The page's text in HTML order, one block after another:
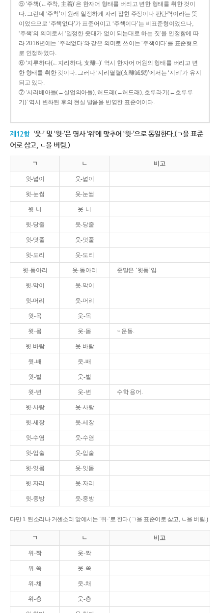
⑤ ‘주책(←주착, 主着)’은 한자어 형태를 버리고 변한 형태를 취한 것이
다. 그런데 ‘주착’이 원래 일정하게 자리 잡힌 주장이나 판단력이라는 뜻
이었으므로 ‘주책없다’가 표준어이고 ‘주책이다’는 비표준형이었으나,
‘주책’의 의미로서 ‘일정한 줏대가 없이 되는대로 하는 짓’을 인정함에 따
라 2016년에는 ‘주책없다’와 같은 의미로 쓰이는 ‘주책이다’를 표준형으
로 인정하였다.
⑥ ‘지루하다(←지리하다, 支離--)’ 역시 한자어 어원의 형태를 버리고 변
한 형태를 취한 것이다. 그러나 ‘지리멸렬(支離滅裂)’에서는 ‘지리’가 유지
되고 있다.
⑦ ‘시러베아들(←실업의아들), 허드레(←허드래), 호루라기(←호루루
기)’ 역시 변화된 후의 현실 발음을 반영한 표준어이다.
제12항 ‘웃-’ 및 ‘윗-’은 명사 ‘위’에 맞추어 ‘윗-’으로 통일한다.(ㄱ을 표준
어로 삼고, ㄴ을 버림.)
ㄱ ㄴ 비고
윗-넓이 웃-넓이
윗-눈썹 웃-눈썹
윗-니 웃-니
윗-당줄 웃-당줄
윗-덧줄 웃-덧줄
윗-도리 웃-도리
윗-동아리 웃-동아리 준말은 ‘윗동’임.
윗-막이 웃-막이
윗-머리 웃-머리
윗-목 웃-목
윗-몸 웃-몸 ~ 운동.
윗-바람 웃-바람
윗-배 웃-배
윗-벌 웃-벌
윗-변 웃-변 수학 용어.
윗-사랑 웃-사랑
윗-세장 웃-세장
윗-수염 웃-수염
윗-입술 웃-입술
윗-잇몸 웃-잇몸
윗-자리 웃-자리
윗-중방 웃-중방
다만 1. 된소리나 거센소리 앞에서는 ‘위-’로 한다.(ㄱ을 표준어로 삼고, ㄴ을 버림.)
ㄱ ㄴ 비고
위-짝 웃-짝
위-쪽 웃-쪽
위-채 웃-채
위-층 웃-층